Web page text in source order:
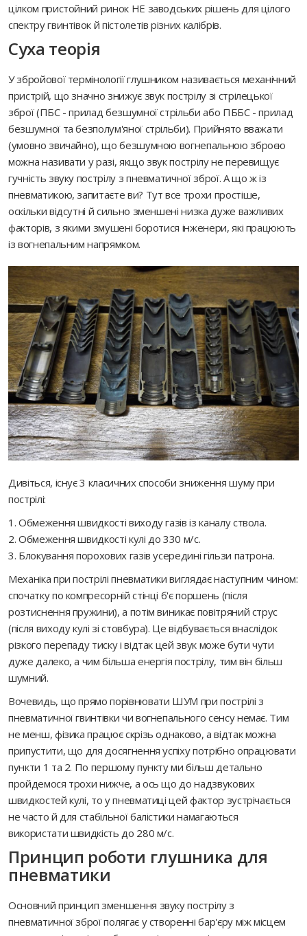
цілком пристойний ринок НЕ заводських рішень для цілого
спектру гвинтівок й пістолетів різних калібрів.
Суха теорія
У збройової термінології глушником називається механічний
пристрій, що значно знижує звук пострілу зі стрілецької
зброї (ПБС - прилад безшумної стрільби або ПББС - прилад
безшумної та безполум'яної стрільби). Прийнято вважати
(умовно звичайно), що безшумною вогнепальною зброєю
можна називати у разі, якщо звук пострілу не перевищує
гучність звуку пострілу з пневматичної зброї. А що ж із
пневматикою, запитаєте ви? Тут все трохи простіше,
оскільки відсутні й сильно зменшені низка дуже важливих
факторів, з якими змушені боротися інженери, які працюють
із вогнепальним напрямком.
Дивіться, існує 3 класичних способи зниження шуму при
пострілі:
1. Обмеження швидкості виходу газів із каналу ствола.
2. Обмеження швидкості кулі до 330 м/с.
3. Блокування порохових газів усередині гільзи патрона.
Механіка при пострілі пневматики виглядає наступним чином:
спочатку по компресорній стінці б'є поршень (після
розтиснення пружини), а потім виникає повітряний струс
(після виходу кулі зі стовбура). Це відбувається внаслідок
різкого перепаду тиску і відтак цей звук може бути чути
дуже далеко, а чим більша енергія пострілу, тим він більш
шумний.
Вочевидь, що прямо порівнювати ШУМ при пострілі з
пневматичної гвинтівки чи вогнепального сенсу немає. Тим
не менш, фізика працює скрізь однаково, а відтак можна
припустити, що для досягнення успіху потрібно опрацювати
пункти 1 та 2. По першому пункту ми більш детально
пройдемося трохи нижче, а ось що до надзвукових
швидкостей кулі, то у пневматиці цей фактор зустрічається
не часто й для стабільної балістики намагаються
використати швидкість до 280 м/с.
Принцип роботи глушника для
пневматики
Основний принцип зменшення звуку пострілу з
пневматичної зброї полягає у створенні бар'єру між місцем